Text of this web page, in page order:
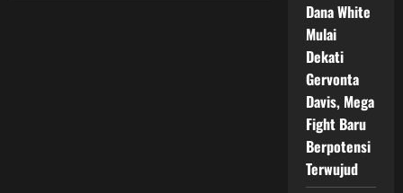
Dana White
Mulai
Dekati
Gervonta
Davis, Mega
Fight Baru
Berpotensi
Terwujud